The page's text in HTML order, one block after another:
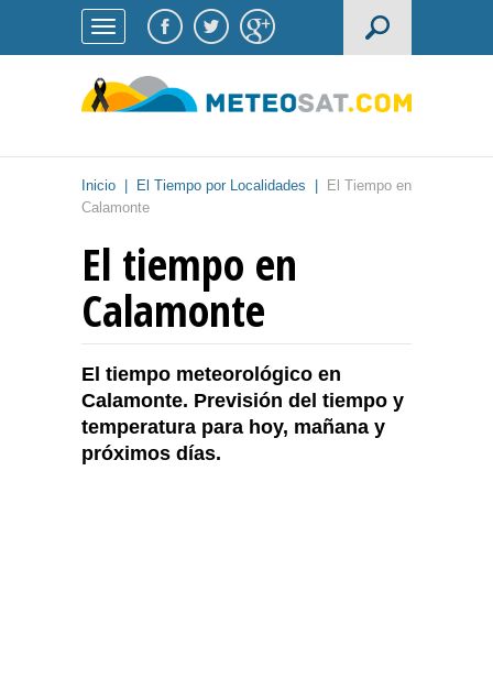
Inicio El Tiempo por Localidades
El Tiempo en
Calamonte
El tiempo en
Calamonte
El tiempo meteorológico en
Calamonte. Previsión del tiempo y
temperatura para hoy, mañana y
próximos días.